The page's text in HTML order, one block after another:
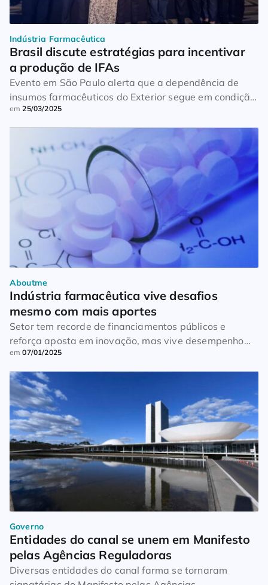
Indústria Farmacêutica
Brasil discute estratégias para incentivar
a produção de IFAs
Evento em São Paulo alerta que a dependência de
insumos farmacêuticos do Exterior segue em condição
crítica mesmo após ensinamentos da pandemia
em25/03/2025
Aboutme
Indústria farmacêutica vive desafios
mesmo com mais aportes
Setor tem recorde de financiamentos públicos e
reforça aposta em inovação, mas vive desempenho
aquém do esperado em 2024
em07/01/2025
Governo
Entidades do canal se unem em Manifesto
pelas Agências Reguladoras
Diversas entidades do canal farma se tornaram